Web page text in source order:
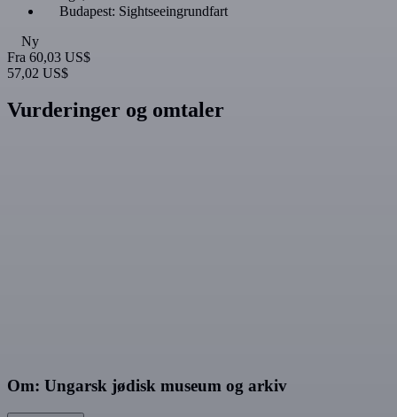
Budapest: Sightseeingrundfart
Ny
Fra 60,03 US$
57,02 US$
Vurderinger og omtaler
Om: Ungarsk jødisk museum og arkiv